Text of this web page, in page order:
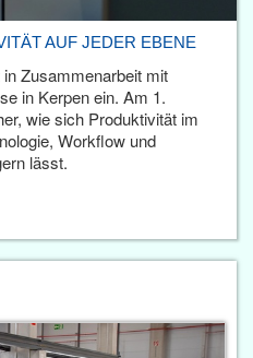
AUF JEDER EBENE
Zusammenarbeit mit
in Kerpen ein. Am 1.
wie sich Produktivität im
Workflow und
lässt.